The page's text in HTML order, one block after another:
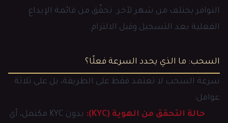
التوافر يختلف من شهر لآخر. تحقّق من قائمة الإيداع
الفعلية بعد التسجيل وقبل الالتزام.
السحب: ما الذي يحدد السرعة فعلًا؟
سرعة السحب لا تعتمد فقط على الطريقة، بل على ثلاثة
عوامل:
حالة التحقق من الهوية (KYC):
بدون KYC مكتمل، أي